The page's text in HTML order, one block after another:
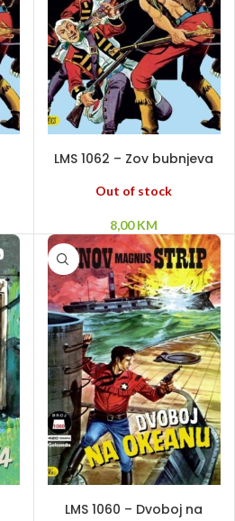
LMS 1062 – Zov bubnjeva
Out of stock
8,00KM
LMS 1060 – Dvoboj na